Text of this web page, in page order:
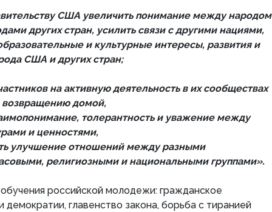
США увеличить понимание между народом
других стран, усилить связи с другими нациями,
и культурные интересы, развития и
США и других стран;
на активную деятельность в их сообществах
возвращению домой,
толерантность и уважение между
и ценностями,
улучшение отношений между разными
религиозными и национальными группами».
российской молодежи: гражданское
главенство закона, борьба с тиранией